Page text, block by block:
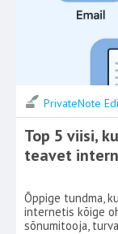
PrivateNote
Top 5 viisi,
teavet
Õppige tundma,
internetis kõige
sõnumitooja,